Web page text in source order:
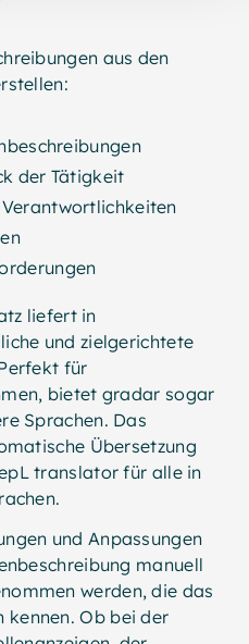
aus den
der Tätigkeit
liefert in
und zielgerichtete
für
bietet gradar sogar
Sprachen. Das
Übersetzung
translator für alle in
und Anpassungen
manuell
werden, die das
kennen. Ob bei der